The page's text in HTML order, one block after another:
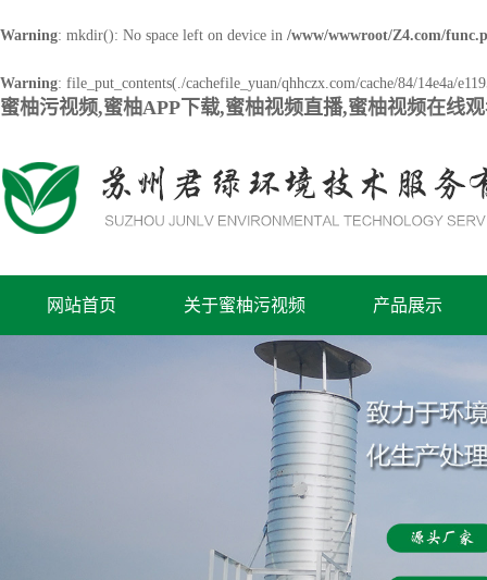
Warning: mkdir(): No space left on device in /www/wwwroot/Z4.com/
Warning: file_put_contents(./cachefile_yuan/qhhczx.com/cache/84/14e4a/
蜜柚污视频,蜜柚APP下载,蜜柚视频直播,蜜柚视频在线
网站首页 关于蜜柚污视频 产品展示